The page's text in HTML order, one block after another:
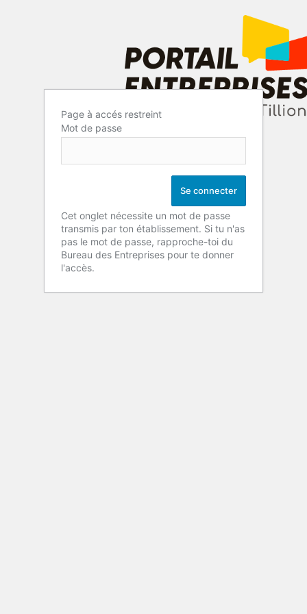
Page à accés restreint
Mot de passe
Cet onglet nécessite un mot de passe
transmis par ton établissement. Si tu n'as
pas le mot de passe, rapproche-toi du
Bureau des Entreprises pour te donner
l'accès.